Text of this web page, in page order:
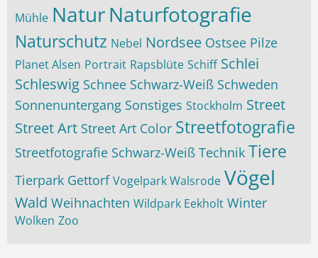
Mühle NaturNaturfotografie
Naturschutz Nebel Nordsee Ostsee Pilze
Planet Alsen Portrait Rapsblüte Schiff Schlei
Schleswig Schnee Schwarz-Weiß Schweden
Sonnenuntergang Sonstiges Stockholm Street
Street Art Street Art Color Streetfotografie
Streetfotografie Schwarz-Weiß Technik Tiere
Tierpark Gettorf Vogelpark Walsrode Vögel
Wald Weihnachten Wildpark Eekholt Winter
Wolken Zoo